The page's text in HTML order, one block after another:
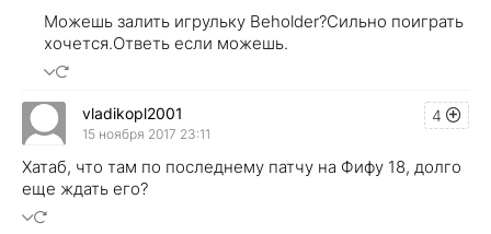
Можешь залить игрульку Beholder?Сильно поиграть
хочется.Ответь если можешь.
4
vladikopl2001
15 ноября 2017 23:11
Хатаб, что там по последнему патчу на Фифу 18, долго
еще ждать его?